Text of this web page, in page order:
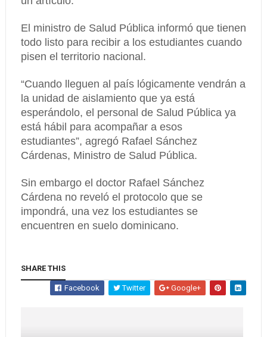
El ministro de Salud Pública informó que tienen
todo listo para recibir a los estudiantes cuando
pisen el territorio nacional.
“Cuando lleguen al país lógicamente vendrán a
la unidad de aislamiento que ya está
esperándolo, el personal de Salud Pública ya
está hábil para acompañar a esos
estudiantes”, agregó Rafael Sánchez
Cárdenas, Ministro de Salud Pública.
Sin embargo el doctor Rafael Sánchez
Cárdena no reveló el protocolo que se
impondrá, una vez los estudiantes se
encuentren en suelo dominicano.
SHARE THIS
Facebook Twitter Google+